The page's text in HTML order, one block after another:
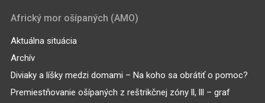
Africký mor ošípaných (AMO)
Aktuálna situácia
Archív
Diviaky a líšky medzi domami – Na koho sa obrátiť o pomoc?
Premiestňovanie ošípaných z reštrikčnej zóny ll, lll – graf